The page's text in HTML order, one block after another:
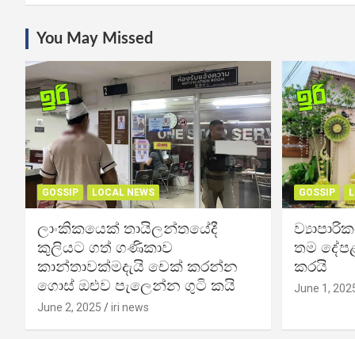
You May Missed
GOSSIP LOCAL NEWS
ලාංකිකයෙක් තායිලන්තයේදී
කුලියට ගත් ගණිකාව
කාන්තාවක්මදැයි චෙක් කරන්න
ගොස් ඔළුව පැලෙන්න ගුටි කයි
June 2, 2025 iri news
GOSSIP
තම
කරයි
June 1,